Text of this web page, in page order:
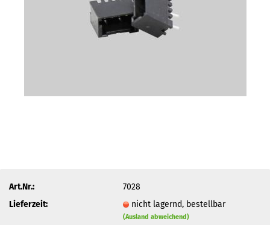
Art.Nr.:
7028
Lieferzeit:
nicht lagernd, bestellbar
(Ausland abweichend)